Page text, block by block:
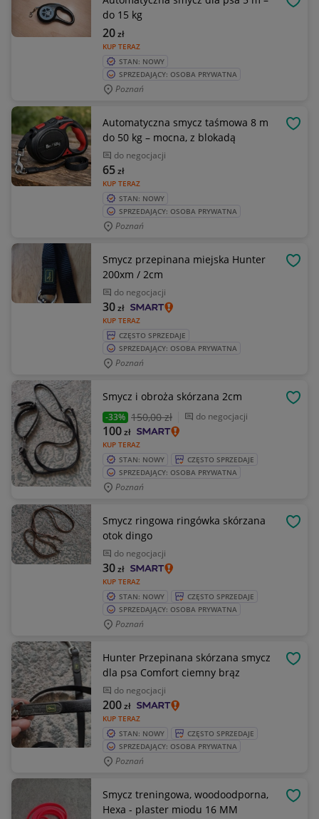
do 15 kg
KUP TERAZ
20zł
STAN: NOWY
SPRZEDAJĄCY: OSOBA PRYWATNA
Poznań
Automatyczna smycz taśmowa 8 m
do 50 kg – mocna, z blokadą
do negocjacji
KUP TERAZ
65zł
STAN: NOWY
SPRZEDAJĄCY: OSOBA PRYWATNA
Poznań
Smycz przepinana miejska Hunter
200xm / 2cm
do negocjacji
KUP TERAZ
30zł
CZĘSTO SPRZEDAJE
SPRZEDAJĄCY: OSOBA PRYWATNA
Poznań
Smycz i obroża skórzana 2cm
-33% 150,00 zł do negocjacji
KUP TERAZ
100zł
STAN: NOWY
CZĘSTO SPRZEDAJE
SPRZEDAJĄCY: OSOBA PRYWATNA
Poznań
Smycz ringowa ringówka skórzana
otok dingo
do negocjacji
KUP TERAZ
30zł
STAN: NOWY
CZĘSTO SPRZEDAJE
SPRZEDAJĄCY: OSOBA PRYWATNA
Poznań
Hunter Przepinana skórzana smycz
dla psa Comfort ciemny brąz
do negocjacji
KUP TERAZ
200zł
STAN: NOWY
CZĘSTO SPRZEDAJE
SPRZEDAJĄCY: OSOBA PRYWATNA
Poznań
Smycz treningowa, woodoodporna,
Hexa - plaster miodu 16 MM